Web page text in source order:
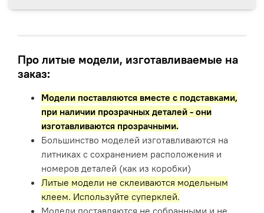
Про литые модели, изготавливаемые на
заказ:
Модели поставляются вместе с подставками,
при наличии прозрачных деталей - они
изготавливаются прозрачными.
Большинство моделей изготавливаются на
литниках с сохранением расположения и
номеров деталей (как из коробки)
Литые модели не склеиваются модельным
клеем. Используйте суперклей.
Модели поставляются не собранными и не